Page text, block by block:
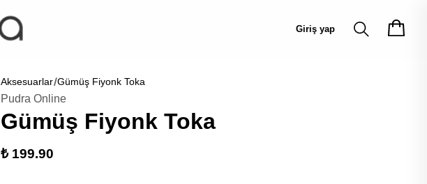
Giriş yap
Aksesuarlar Gümüş Fiyonk Toka
Pudra Online
Gümüş Fiyonk Toka
₺ 199.90